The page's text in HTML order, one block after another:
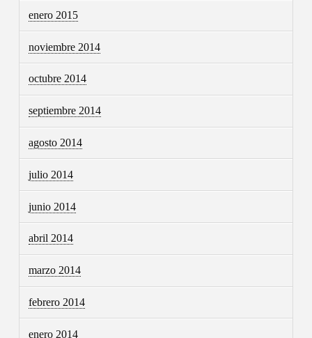
enero 2015
noviembre 2014
octubre 2014
septiembre 2014
agosto 2014
julio 2014
junio 2014
abril 2014
marzo 2014
febrero 2014
enero 2014